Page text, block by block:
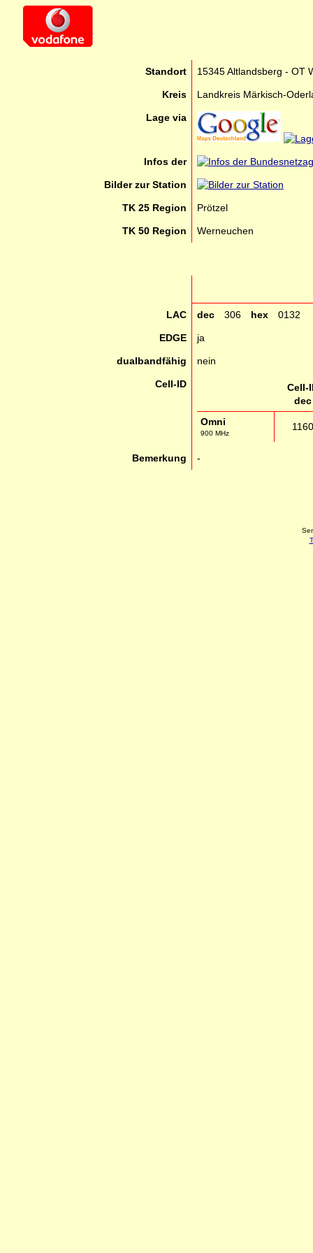
Standort 15345 Altlandsberg - OT
Kreis Landkreis Märkisch-
Lage via
Infos der
Bilder zur Station
TK 25 Region Prötzel
TK 50 Region Werneuchen
LAC dec 306 hex 0132
EDGE ja
dualbandfähig nein
Cell-ID
Cell-
dec
Omni
900 MHz
1160
Bemerkung -